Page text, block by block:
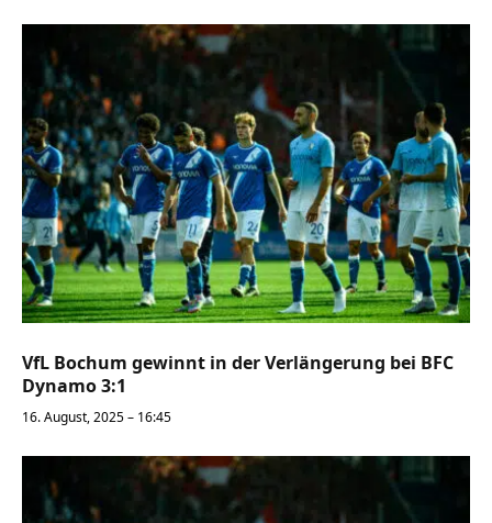
VfL Bochum gewinnt in der Verlängerung bei BFC
Dynamo 3:1
16. August, 2025 – 16:45